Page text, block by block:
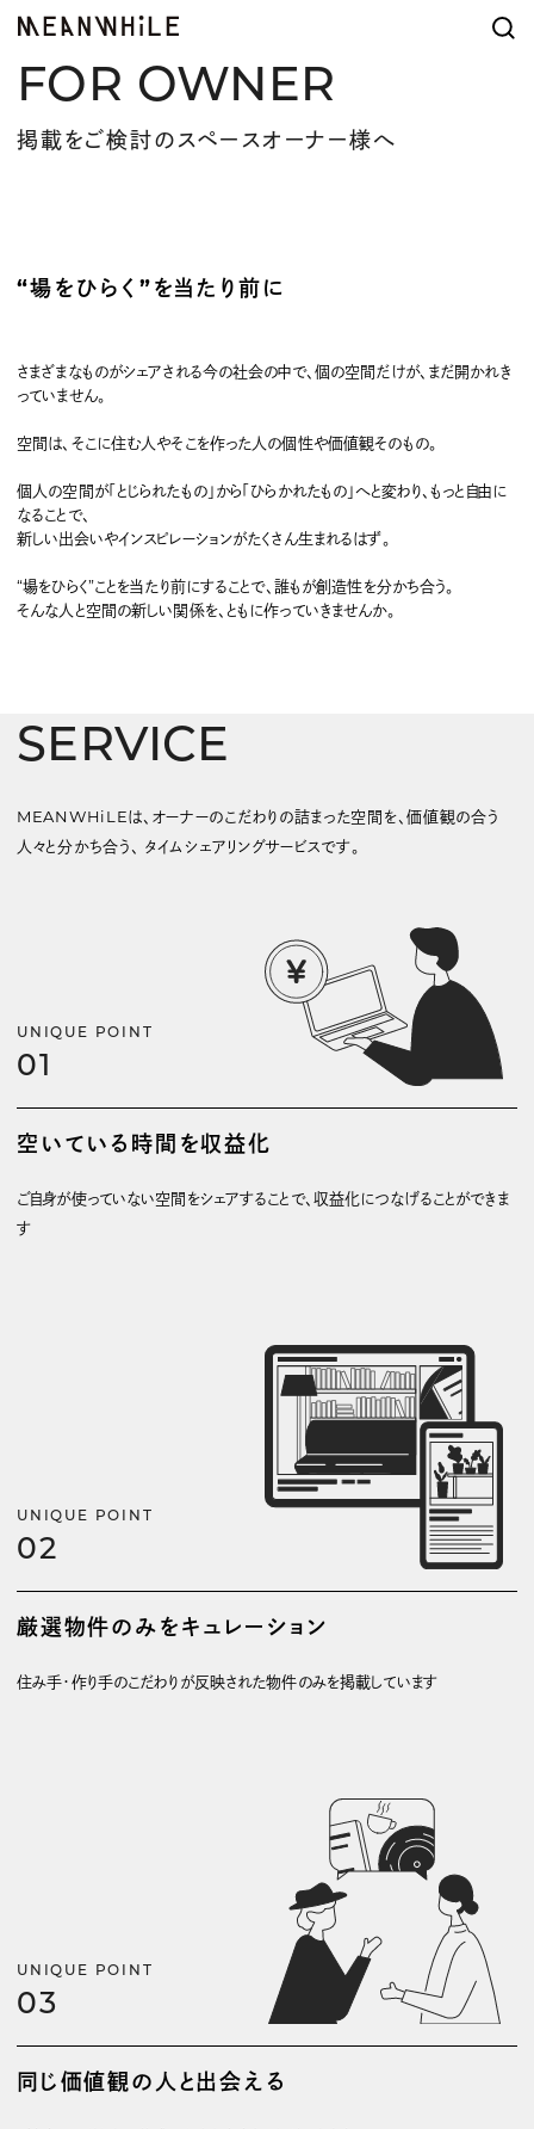
FOR OWNER
掲載をご検討のスペースオーナー様へ
“場をひらく”を当たり前に
さまざまなものがシェアされる今の社会の中で、個の空間だけが、まだ開かれき
っていません。
空間は、そこに住む人やそこを作った人の個性や価値観そのもの。
個人の空間が「とじられたもの」から「ひらかれたもの」へと変わり、もっと自由に
なることで、
新しい出会いやインスピレーションがたくさん生まれるはず。
“場をひらく”ことを当たり前にすることで、誰もが創造性を分かち合う。
そんな人と空間の新しい関係を、ともに作っていきませんか。
SERVICE
MEANWHiLEは、オーナーのこだわりの詰まった空間を、価値観の合う
人々と分かち合う、
タイムシェアリングサービスです。
UNIQUE POINT
01
空いている時間を収益化
ご自身が使っていない空間をシェアすることで、収益化につなげることができま
す
UNIQUE POINT
02
厳選物件のみをキュレーション
住み手・作り手のこだわりが反映された物件のみを掲載しています
UNIQUE POINT
03
同じ価値観の人と出会える